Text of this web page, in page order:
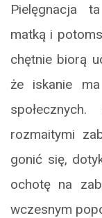
Pielęgnacja
matką i
chętnie biorą
że iskanie
rozmaitymi
gonić się,
ochotę na
wczesnym